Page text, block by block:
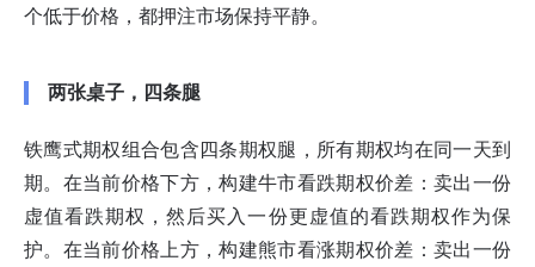
个低于价格，都押注市场保持平静。
两张桌子，四条腿
铁鹰式期权组合包含四条期权腿，所有期权均在同一天到
期。在当前价格下方，构建牛市看跌期权价差：卖出一份
虚值看跌期权，然后买入一份更虚值的看跌期权作为保
护。在当前价格上方，构建熊市看涨期权价差：卖出一份